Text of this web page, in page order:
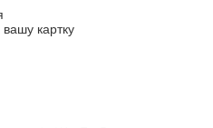
картку